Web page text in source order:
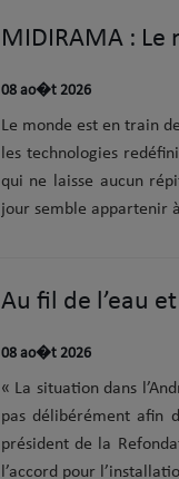
MIDIRAMA :
08 ao�t 2026
Le monde est en train
les technologies
qui ne laisse aucun
jour semble appartenir
Au fil de l’eau
08 ao�t 2026
« La situation dans
pas délibérément afin
président de la
l’accord pour